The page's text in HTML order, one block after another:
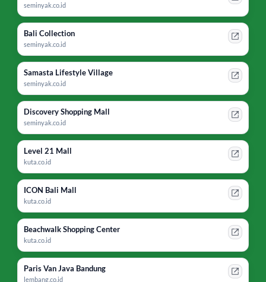
seminyak.co.id
Bali Collection
seminyak.co.id
Samasta Lifestyle Village
seminyak.co.id
Discovery Shopping Mall
seminyak.co.id
Level 21 Mall
kuta.co.id
ICON Bali Mall
kuta.co.id
Beachwalk Shopping Center
kuta.co.id
Paris Van Java Bandung
lembang.co.id